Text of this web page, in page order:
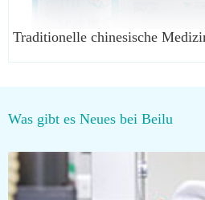
Traditionelle chinesische
Was gibt es Neues bei Beilu